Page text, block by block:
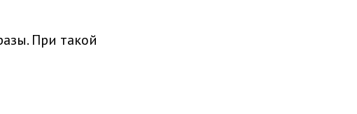
При такой